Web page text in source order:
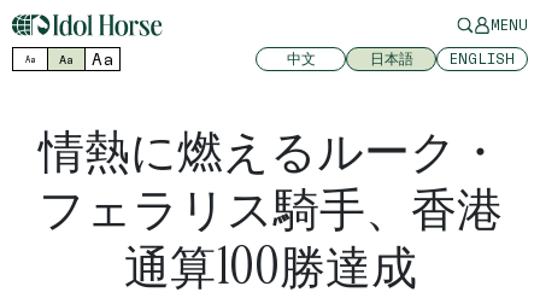
MENU
Aa Aa Aa 中文 日本語 ENGLISH
情熱に燃えるルーク・
フェラリス騎手、香港
通算100勝達成